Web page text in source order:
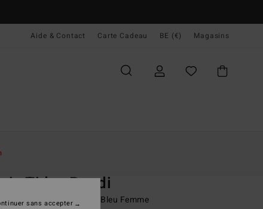
Aide & Contact Carte Cadeau BE (€) Magasins
Tides Bondi
bikini couvrance medium Bleu Femme
sans accepter